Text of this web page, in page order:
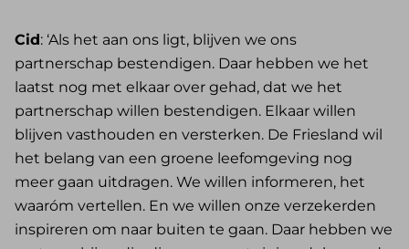
Cid: ‘Als het aan ons ligt, blijven we ons
partnerschap bestendigen. Daar hebben we het
laatst nog met elkaar over gehad, dat we het
partnerschap willen bestendigen. Elkaar willen
blijven vasthouden en versterken. De Friesland wil
het belang van een groene leefomgeving nog
meer gaan uitdragen. We willen informeren, het
waaróm vertellen. En we willen onze verzekerden
inspireren om naar buiten te gaan. Daar hebben we